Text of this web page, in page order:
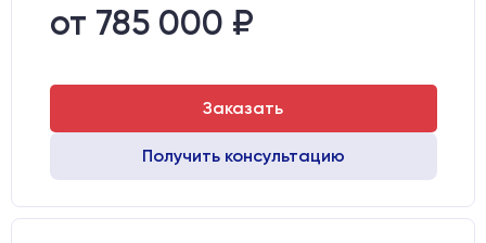
Стол:
Двигатели:
от 785 000 ₽
Заказать
Получить консультацию